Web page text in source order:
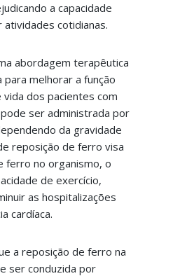
a capacidade
cotidianas.
abordagem terapêutica
melhorar a função
vida dos pacientes com
pode ser administrada por
da gravidade
reposição de ferro visa
ferro no organismo, o
de exercício,
as hospitalizações
cardíaca.
a reposição de ferro na
ser conduzida por